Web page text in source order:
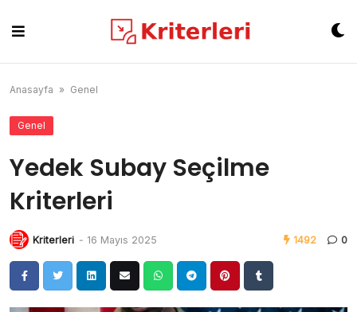
content
Anasayfa » Genel
Genel
Yedek Subay Seçilme
Kriterleri
Kriterleri - 16 Mayıs 2025 1492 0